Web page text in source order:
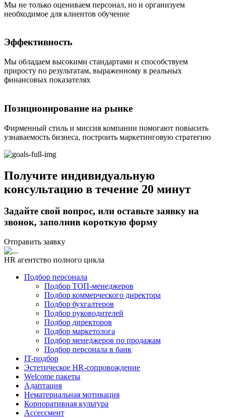
Мы не только оцениваем персонал, но и организуем
необходимое для клиентов обучение
Эффективность
Мы обладаем высокими стандартами и способствуем
приросту по результатам, выраженному в реальных
финансовых показателях
Позиционирование на рынке
Фирменный стиль и миссия компании помогают повысить
узнаваемость бизнеса, построить маркетинговую стратегию
Получите индивидуальную
консультацию в течение 20 минут
Задайте свой вопрос, или оставьте заявку на
звонок, заполнив короткую форму
Отправить заявку
HR агентство полного цикла
Подбор персонала
Подбор ТОП-менеджеров
Подбор коммерческого директора
Подбор бухгалтеров
Подбор руководителей
Подбор директоров
Подбор маркетолога
Подбор менеджеров по продажам
Подбор персонала в банк
IT-подбор
Эстетическое HR-сопровождение
Welcome пакеты
Адаптация
Нематериальная мотивация
Корпоративная культура
Ассессмент